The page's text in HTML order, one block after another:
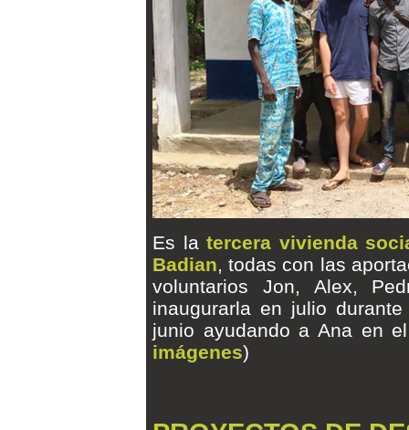
Es latercera vivienda
Badian, todas con las
voluntarios Jon, Alex,
inaugurarla en julio
junio ayudando a Ana en
imágenes)